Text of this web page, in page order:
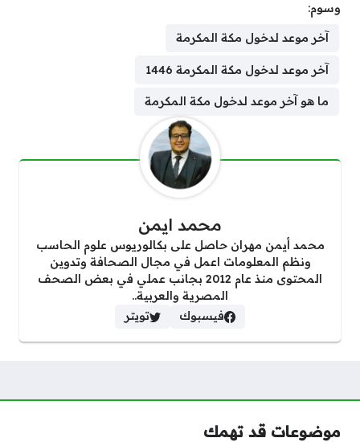
وسوم:
آخر موعد لدخول مكة المكرمة
آخر موعد لدخول مكة المكرمة 1446
ما هو آخر موعد لدخول مكة المكرمة
محمد ايمن
محمد أيمن مهران حاصل على بكالوريوس علوم الحاسب
ونظم المعلومات اعمل في مجال الصحافة وتدوين
المحتوى منذ عام 2012 بجانب عملي في بعض الصحف
المصرية والعربية..
فيسبوك
تويتر
موضوعات قد تهمك